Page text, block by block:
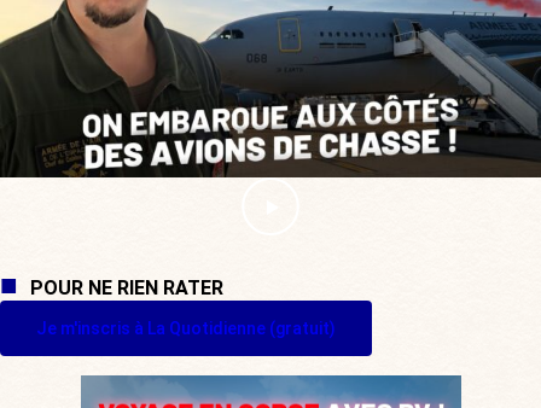
POUR NE RIEN RATER
Je m'inscris à La Quotidienne (gratuit)